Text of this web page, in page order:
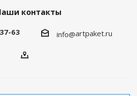
контакты
63 info@artpaket.ru